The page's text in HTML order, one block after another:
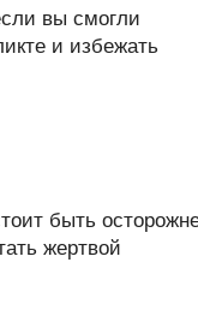
вы смогли
и избежать
быть
жертвой